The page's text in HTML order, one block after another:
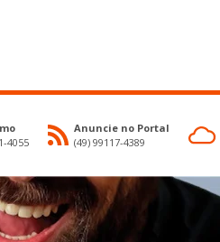
4055
Anuncie no Portal
(49) 99117-4389